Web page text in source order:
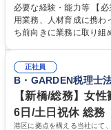
務全般を担当していただきます。 【主な業務内容】 ■
人材育成(社員研修)業務
投資計画等の策定 ■社内
務人事】経験者歓迎！/阪
必要な経験・能力等 【
用業務、人材育成に携わったことのある方
ち前向きに業務に取り組
囲のメンバーと協調しつ
歴・資格 学歴：大学院
正社員
B・GARDEN税理士
【新橋/総務】女
6日/土日祝休 総務
港区に拠点を構える当社にて